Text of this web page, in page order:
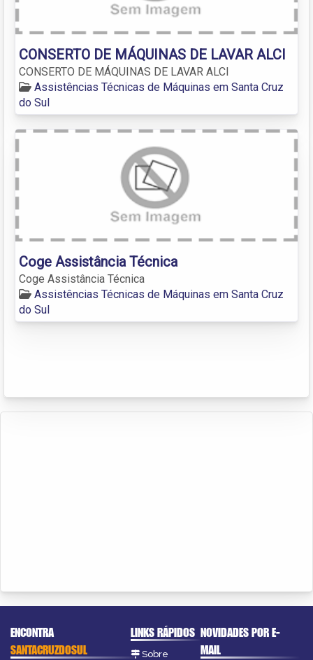
CONSERTO DE MÁQUINAS DE LAVAR ALCI
CONSERTO DE MÁQUINAS DE LAVAR ALCI
Assistências Técnicas de Máquinas em Santa Cruz
do Sul
Coge Assistância Técnica
Coge Assistância Técnica
Assistências Técnicas de Máquinas em Santa Cruz
do Sul
ENCONTRA
SANTACRUZDOSUL
LINKS RÁPIDOS
Sobre
NOVIDADES POR E-
MAIL